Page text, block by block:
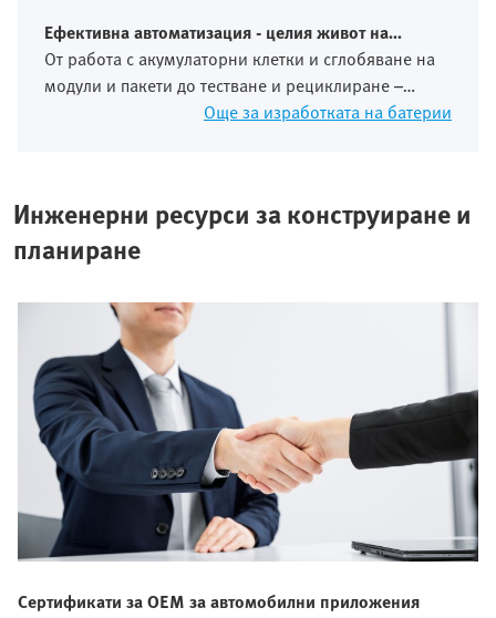
възможностите за разрастване в глобален план.
Ние отчитаме тези аспекти по цялата верига на
стойността.
Ефективна автоматизация - целия живот на
батерията
От работа с акумулаторни клетки и сглобяване на
модули и пакети до тестване и рециклиране –
производството на батерии поставя високи
икономическата ефективност.
Още за изработката на батерии
Инженерни ресурси за конструиране и
планиране
Сертификати за OEM за автомобилни приложения